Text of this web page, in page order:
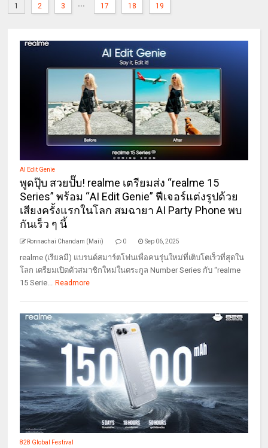
1 2 3 17 18 19
AI Edit Genie
พูดปุ๊บ สวยปั๊บ! realme เตรียมส่ง “realme 15
Series” พร้อม “AI Edit Genie” ฟีเจอร์แต่งรูปด้วย
เสียงครั้งแรกในโลก สมฉายา AI Party Phone พบ
กันเร็ว ๆ นี้
Ronnachai Chandam (Maii) 0 Sep 06, 2025
realme (เรียลมี) แบรนด์สมาร์ตโฟนเพื่อคนรุ่นใหม่ที่เติบโตเร็วที่สุดใน
โลก เตรียมเปิดตัวสมาชิกใหม่ในตระกูล Number Series กับ “realme
15 Serie...
Readmore
828 Global Festival